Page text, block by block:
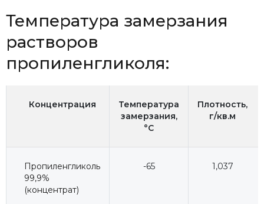
Температура замерзания
растворов
пропиленгликоля:
Концентрация
Температура
замерзания,
°C
Плотность,
г/кв.м
Пропиленгликоль
99,9%
(концентрат)
-65 1,037